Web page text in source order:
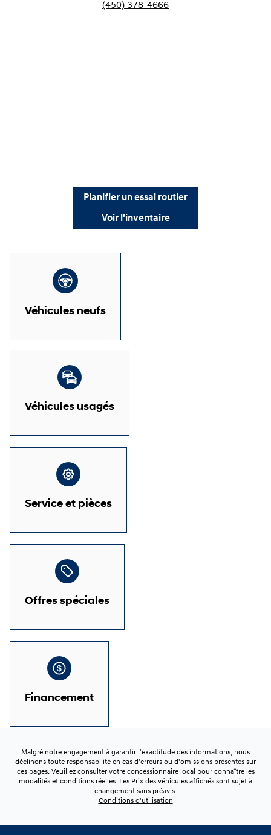
(450) 378-4666
Planifier un essai routier
Voir l'inventaire
Véhicules neufs
Véhicules usagés
Service et pièces
Offres spéciales
Financement
Malgré notre engagement à garantir l'exactitude des informations, nous
déclinons toute responsabilité en cas d'erreurs ou d'omissions présentes sur
ces pages. Veuillez consulter votre concessionnaire local pour connaître les
modalités et conditions réelles. Les Prix des véhicules affichés sont sujet à
changement sans préavis.
Conditions d'utilisation